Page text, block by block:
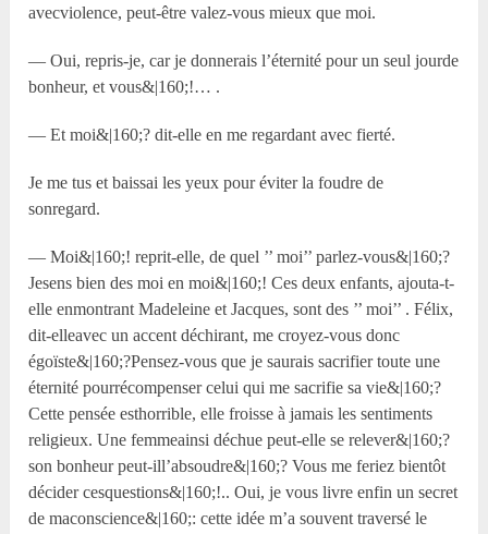
avecviolence, peut-être valez-vous mieux que moi.
— Oui, repris-je, car je donnerais l’éternité pour un seul jourde
bonheur, et vous&|160;!… .
— Et moi&|160;? dit-elle en me regardant avec fierté.
Je me tus et baissai les yeux pour éviter la foudre de
sonregard.
— Moi&|160;! reprit-elle, de quel ’’ moi’’ parlez-vous&|160;?
Jesens bien des moi en moi&|160;! Ces deux enfants, ajouta-t-
elle enmontrant Madeleine et Jacques, sont des ’’ moi’’ . Félix,
dit-elleavec un accent déchirant, me croyez-vous donc
égoïste&|160;?Pensez-vous que je saurais sacrifier toute une
éternité pourrécompenser celui qui me sacrifie sa vie&|160;?
Cette pensée esthorrible, elle froisse à jamais les sentiments
religieux. Une femmeainsi déchue peut-elle se relever&|160;?
son bonheur peut-ill’absoudre&|160;? Vous me feriez bientôt
décider cesquestions&|160;!.. Oui, je vous livre enfin un secret
de maconscience&|160;: cette idée m’a souvent traversé le